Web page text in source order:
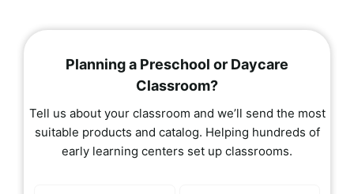
Planning a Preschool or Daycare
Classroom?
Tell us about your classroom and we’ll send the most
suitable products and catalog. Helping hundreds of
early learning centers set up classrooms.